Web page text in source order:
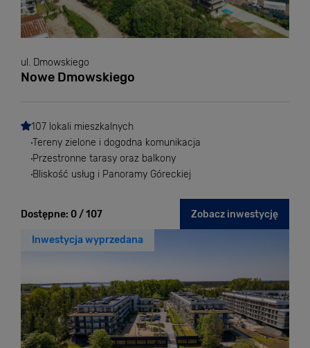
ul. Dmowskiego
Nowe Dmowskiego
107 lokali mieszkalnych
Tereny zielone i dogodna komunikacja
Przestronne tarasy oraz balkony
Bliskość usług i Panoramy Góreckiej
Dostępne: 0 / 107 Zobacz inwestycję
Inwestycja wyprzedana